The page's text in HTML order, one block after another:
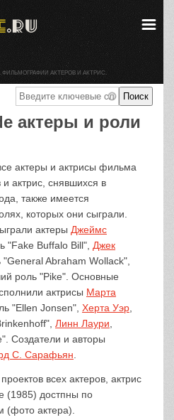
актеры и роли
актеры и актрисы фильма
актрис, снявшихся в
также имеется
которых они сыграли.
актеры Джеймс
"Fake Buffalo Bill", Джек
Abraham Wollack",
роль "Pike". Основные
актрисы Марта
"Ellen Jonsen", Херта Уэр
Линн Лаури
Создатели и авторы
С. Сарафьян
всех актеров, актрис
(1985) достпны по
(фото актера).
ФИЛЬМОГРАФИИ АКТЕРОВ И АКТРИС.